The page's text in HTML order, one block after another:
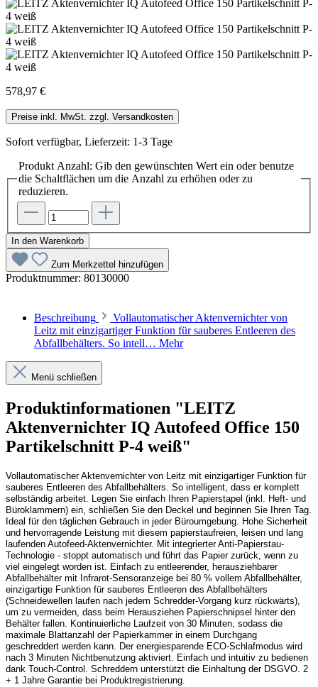
578,97 €
Preise inkl. MwSt. zzgl. Versandkosten
Sofort verfügbar, Lieferzeit: 1-3 Tage
Produkt Anzahl: Gib den gewünschten Wert ein oder benutze
die Schaltflächen um die Anzahl zu erhöhen oder zu
reduzieren.
In den Warenkorb
Zum Merkzettel hinzufügen
Produktnummer: 80130000
Beschreibung
Vollautomatischer Aktenvernichter von
Leitz mit einzigartiger Funktion für sauberes Entleeren des
Abfallbehälters. So intell… Mehr
Menü schließen
Produktinformationen "LEITZ
Aktenvernichter IQ Autofeed Office 150
Partikelschnitt P-4 weiß"
Vollautomatischer Aktenvernichter von Leitz mit einzigartiger Funktion für
sauberes Entleeren des Abfallbehälters. So intelligent, dass er komplett
selbständig arbeitet. Legen Sie einfach Ihren Papierstapel (inkl. Heft- und
Büroklammern) ein, schließen Sie den Deckel und beginnen Sie Ihren Tag.
Ideal für den täglichen Gebrauch in jeder Büroumgebung. Hohe Sicherheit
und hervorragende Leistung mit diesem papierstaufreien, leisen und lang
laufenden Autofeed-Aktenvernichter. Mit integrierter Anti-Papierstau-
Technologie - stoppt automatisch und führt das Papier zurück, wenn zu
viel eingelegt worden ist. Einfach zu entleerender, herausziehbarer
Abfallbehälter mit Infrarot-Sensoranzeige bei 80 % vollem Abfallbehälter,
einzigartige Funktion für sauberes Entleeren des Abfallbehälters
(Schneidewellen laufen nach jedem Schredder-Vorgang kurz rückwärts),
um zu vermeiden, dass beim Herausziehen Papierschnipsel hinter den
Behälter fallen. Kontinuierliche Laufzeit von 30 Minuten, sodass die
maximale Blattanzahl der Papierkammer in einem Durchgang
geschreddert werden kann. Der energiesparende ECO-Schlafmodus wird
nach 3 Minuten Nichtbenutzung aktiviert. Einfach und intuitiv zu bedienen
dank Touch-Control. Schreddern unterstützt die Einhaltung der DSGVO. 2
+ 1 Jahre Garantie bei Produktregistrierung.